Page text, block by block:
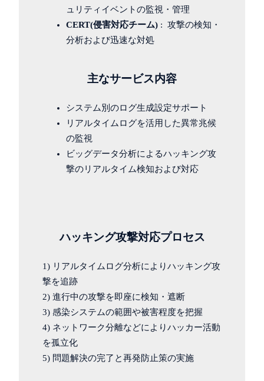
ュリティイベントの監視・管理
CERT(侵害対応チーム) : 攻撃の検知・
分析および迅速な対処
主なサービス内容
システム別のログ生成設定サポート
リアルタイムログを活用した異常兆候
の監視
ビッグデータ分析によるハッキング攻
撃のリアルタイム検知および対応
ハッキング攻撃対応プロセス
1) リアルタイムログ分析によりハッキング攻
撃を追跡
2) 進行中の攻撃を即座に検知・遮断
3) 感染システムの範囲や被害程度を把握
4) ネットワーク分離などによりハッカー活動
を孤立化
5) 問題解決の完了と再発防止策の実施